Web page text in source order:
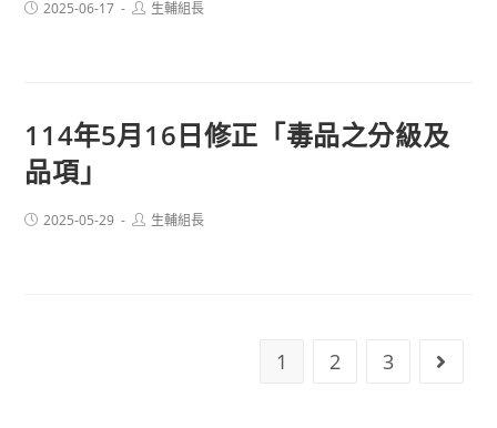
Post2025-06-17
Post生輔組長
114年5月16日修正「毒品之分級及
品項」
Post2025-05-29
Post生輔組長
1 2 3 Go to